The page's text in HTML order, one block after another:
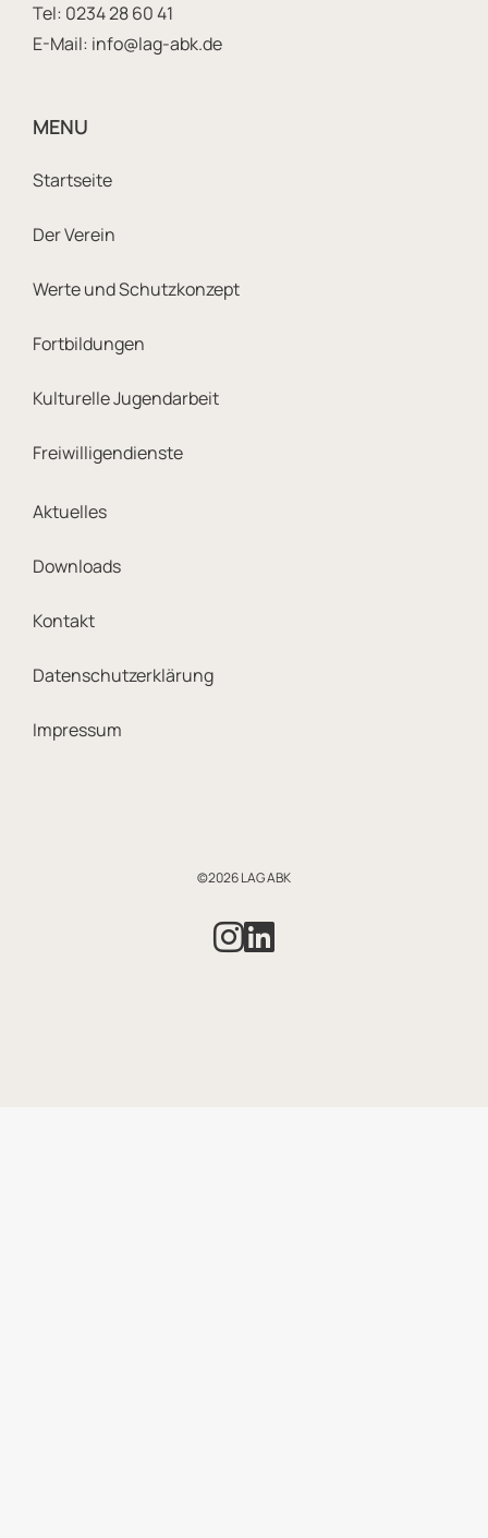
Tel: 0234 28 60 41
E-Mail: info@lag-abk.de
MENU
Footer Sitemap Navigation
Startseite
Der Verein
Werte und Schutzkonzept
Fortbildungen
Kulturelle Jugendarbeit
Freiwilligendienste
Footer Meta Navigation
Aktuelles
Downloads
Kontakt
Datenschutzerklärung
Impressum
©2026 LAG ABK